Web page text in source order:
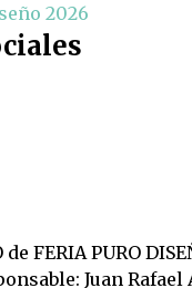
2026
de FERIA PURO
Juan Rafael